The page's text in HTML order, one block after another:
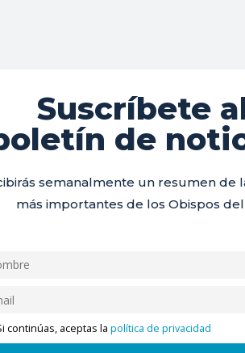
Suscríbete
de
semanalmente un resumen de
más importantes de los Obispos
continúas, aceptas lapolítica de privacidad